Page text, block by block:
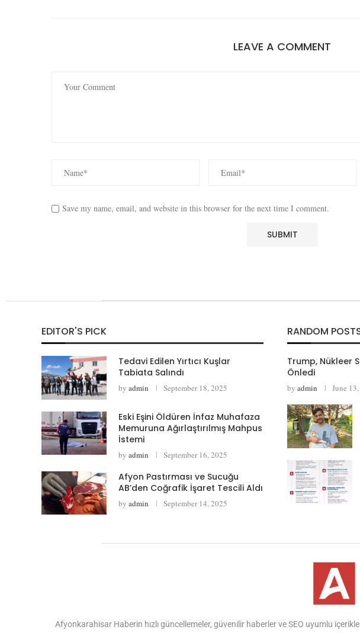
LEAVE A COMMENT
Save my name, email, and website in this browser for the next time I comment.
EDITOR'S PICK
Tedavi Edilen Yırtıcı Kuşlar
Tabiata Salındı
by admin September 18, 2025
Eski Eşini Öldüren İnfaz Muhafaza
Memuruna Ağırlaştırılmış Mahpus
İstemi
by admin September 16, 2025
Afyon Pastırması ve Sucuğu
AB’den Coğrafik İşaret Tescili Aldı
by admin September 14, 2025
RANDOM
Trump, Nükleer
Önledi
by admin June
Afyonkarahisar Haberin hızlı güncellemeler, güvenilir haberler ve SEO uyumlu